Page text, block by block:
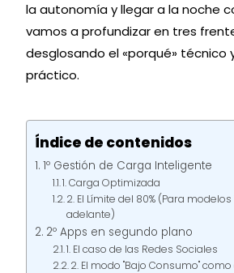
la autonomía y llegar a la noche
vamos a profundizar en tres
desglosando el «porqué» técnico
práctico.
Índice de contenidos
1º Gestión de Carga Inteligente
1. Carga Optimizada
2. El Límite del 80% (Para modelos
adelante)
2º Apps en segundo plano
1. El caso de las Redes Sociales
2. El modo "Bajo Consumo"